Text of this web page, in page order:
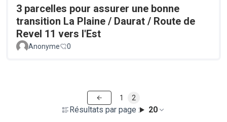
3 parcelles pour assurer une bonne
transition La Plaine / Daurat / Route de
Revel 11 vers l'Est
Anonyme 0
Résultats par page : 20
1 2